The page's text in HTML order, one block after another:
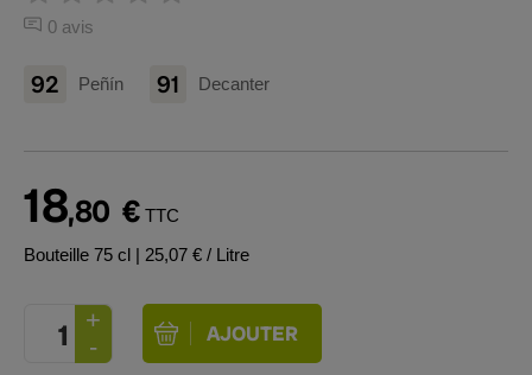
0 avis
92 Peñín 91 Decanter
18,80 € TTC
Bouteille 75 cl | 25,07 € / Litre